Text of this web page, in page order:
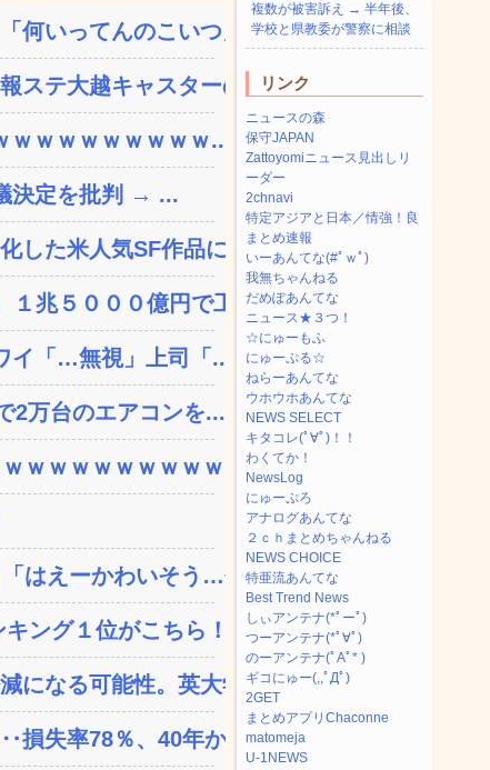
何いってんのこいつ」と...
ステ大越キャスターの台...
ｗｗｗｗｗｗｗｗｗ...
決定を批判 → ...
した米人気SF作品に絶...
１兆５０００億円で工...
イ「…無視」上司「...
2万台のエアコンを...
ｗｗｗｗｗｗｗｗｗ...
はえーかわいそう…会...
ング１位がこちら！
になる可能性。英大学の...
損失率78％、40年か...
複数が被害訴え → 半年後、
学校と県教委が警察に相談
リンク
ニュースの森
保守JAPAN
Zattoyomiニュース見出しリ
ーダー
2chnavi
特定アジアと日本／情強！良
まとめ速報
いーあんてな(#ﾟｗﾟ)
我無ちゃんねる
だめぽあんてな
ニュース★３つ！
☆にゅーもふ
にゅーぷる☆
ねらーあんてな
ウホウホあんてな
NEWS SELECT
キタコレ(ﾟ∀ﾟ)！！
わくてか！
NewsLog
にゅーぷろ
アナログあんてな
２ｃｈまとめちゃんねる
NEWS CHOICE
特亜流あんてな
Best Trend News
しぃアンテナ(*ﾟーﾟ)
つーアンテナ(*ﾟ∀ﾟ)
のーアンテナ(ﾟAﾟ* )
ギコにゅー(,,ﾟДﾟ)
2GET
まとめアプリChaconne
matomeja
U-1NEWS